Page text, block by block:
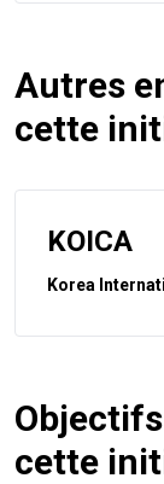
Autres
cette
KOICA
Korea
cette